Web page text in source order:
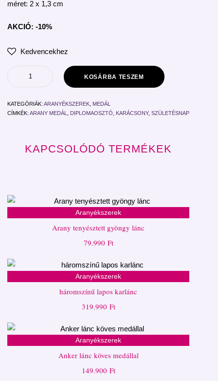
méret: 2 x 1,3 cm
AKCIÓ: -10%
Kedvencekhez
KOSÁRBA TESZEM
KATEGÓRIÁK: ARANYÉKSZEREK MEDÁL
CÍMKÉK: ARANY MEDÁL DIPLOMAOSZTÓ KARÁCSONY, SZÜLETÉSNAP
KAPCSOLÓDÓ TERMÉKEK
Aranyékszerek
Arany tenyésztett gyöngy lánc
79.990 Ft
Aranyékszerek
háromszínű lapos karlánc
319.990 Ft
Aranyékszerek
Anker lánc köves medállal
149.900 Ft